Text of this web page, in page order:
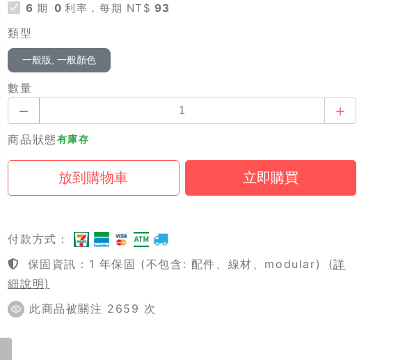
6 期 0 利率，每期 NT$ 93
類型
一般版, 一般顏色
數量
商品狀態有庫存
付款方式：
保固資訊：1 年保固 (不包含: 配件、線材、modular)
(詳
細說明)
此商品被關注 2659 次